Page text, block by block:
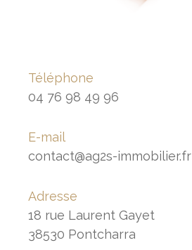
Téléphone
04 76 98 49 96
E-mail
contact@ag2s-immobilier.fr
Adresse
18 rue Laurent Gayet
38530 Pontcharra